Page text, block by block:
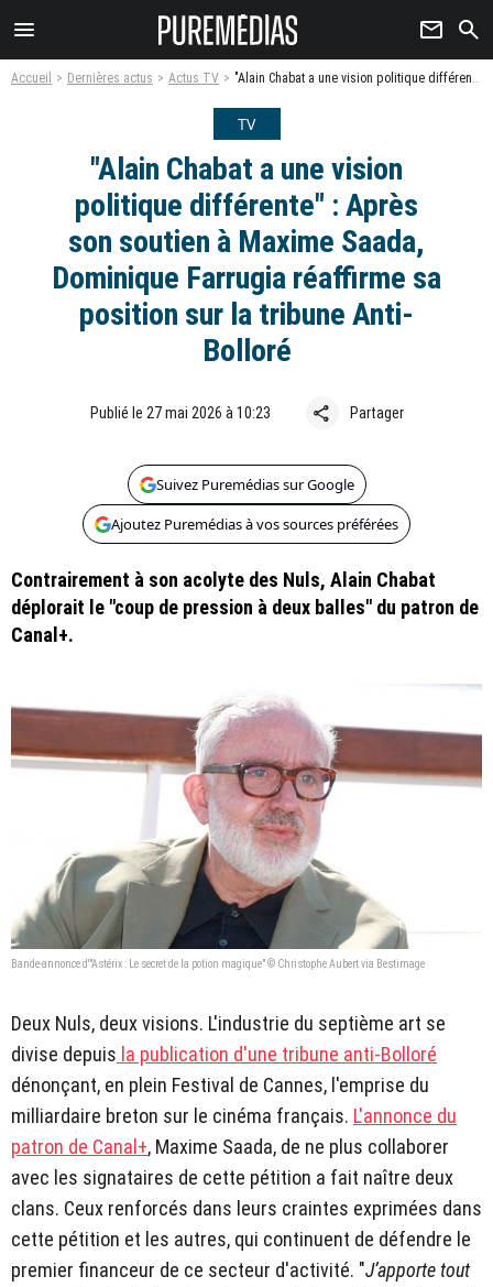
menu newsletter search
Accueil Dernières actus Actus TV "Alain Chabat a une vision politique différente" : Après son soutien à Maxime Saada, Dominique Farrugia réaffirme sa position sur la tribune Anti-Bolloré
TV
"Alain Chabat a une vision
politique différente" : Après
son soutien à Maxime Saada,
Dominique Farrugia réaffirme sa
position sur la tribune Anti-
Bolloré
Publié le 27 mai 2026 à 10:23 share Partager
Suivez Puremédias sur Google
Ajoutez Puremédias à vos sources préférées
Contrairement à son acolyte des Nuls, Alain Chabat
déplorait le "coup de pression à deux balles" du patron de
Canal+.
Bande-annonce d'"Astérix : Le secret de la potion magique" © Christophe Aubert via Bestimage
Deux Nuls, deux visions. L'industrie du septième art se
divise depuis la publication d'une tribune anti-Bolloré
dénonçant, en plein Festival de Cannes, l'emprise du
milliardaire breton sur le cinéma français. L'annonce du
patron de Canal+, Maxime Saada, de ne plus collaborer
avec les signataires de cette pétition a fait naître deux
clans. Ceux renforcés dans leurs craintes exprimées dans
cette pétition et les autres, qui continuent de défendre le
premier financeur de ce secteur d'activité. "J’apporte tout